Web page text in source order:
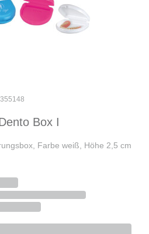
Box I
Farbe weiß, Höhe 2,5 cm